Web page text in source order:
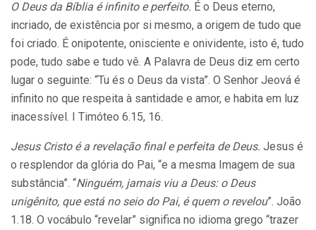
O Deus da Bíblia é infinito e perfeito. É o Deus eterno,
incriado, de existência por si mesmo, a origem de tudo que
foi criado. É onipotente, onisciente e onividente, isto é, tudo
pode, tudo sabe e tudo vê. A Pa­lavra de Deus diz em certo
lugar o seguinte: “Tu és o Deus da vista”. O Senhor Jeová é
infinito no que res­peita à santidade e amor, e habita em luz
inacessível. I Timóteo 6.15, 16.
Jesus Cristo é a revelação final e perfeita de Deus. Jesus é
o resplendor da glória do Pai, “e a mesma Imagem de sua
substância”. “Ninguém, jamais viu a Deus: o Deus
unigênito, que está no seio do Pai, é quem o revelou”. João
1.18. O vocábulo “revelar” significa no idioma grego “trazer